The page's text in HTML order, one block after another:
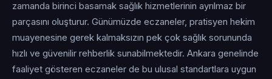
zamanda birinci basamak sağlık hizmetlerinin ayrılmaz bir
parçasını oluşturur. Günümüzde eczaneler, pratisyen hekim
muayenesine gerek kalmaksızın pek çok sağlık sorununda
hızlı ve güvenilir rehberlik sunabilmektedir. Ankara genelinde
faaliyet gösteren eczaneler de bu ulusal standartlara uygun